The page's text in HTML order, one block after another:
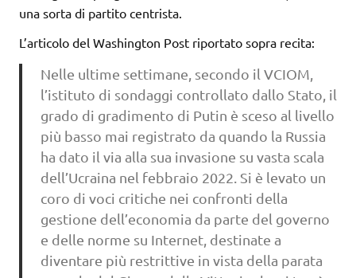
una sorta di partito centrista.
L’articolo del Washington Post riportato sopra recita:
Nelle ultime settimane, secondo il VCIOM,
l’istituto di sondaggi controllato dallo Stato, il
grado di gradimento di Putin è sceso al livello
più basso mai registrato da quando la Russia
ha dato il via alla sua invasione su vasta scala
dell’Ucraina nel febbraio 2022. Si è levato un
coro di voci critiche nei confronti della
gestione dell’economia da parte del governo
e delle norme su Internet, destinate a
diventare più restrittive in vista della parata